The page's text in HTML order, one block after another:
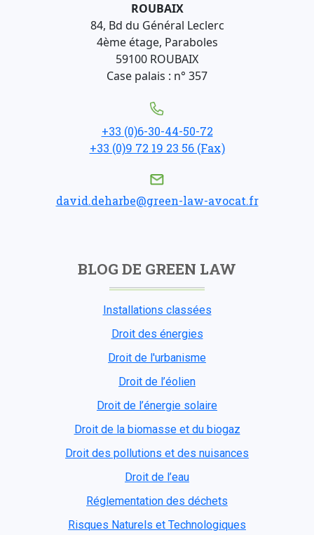
ROUBAIX
84, Bd du Général Leclerc
4ème étage, Paraboles
59100 ROUBAIX
Case palais : n° 357
+33 (0)6-30-44-50-72
+33 (0)9 72 19 23 56 (Fax)
david.deharbe@green-law-avocat.fr
BLOG DE GREEN LAW
Installations classées
Droit des énergies
Droit de l'urbanisme
Droit de l’éolien
Droit de l’énergie solaire
Droit de la biomasse et du biogaz
Droit des pollutions et des nuisances
Droit de l’eau
Réglementation des déchets
Risques Naturels et Technologiques